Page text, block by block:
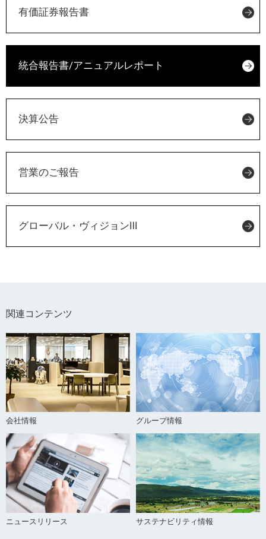
関連コンテンツ
会社情報 グループ情報
ニュースリリース サステナビリティ情報
有価証券報告書
統合報告書/アニュアルレポート
決算公告
営業のご報告
グローバル・ヴィジョンⅢ